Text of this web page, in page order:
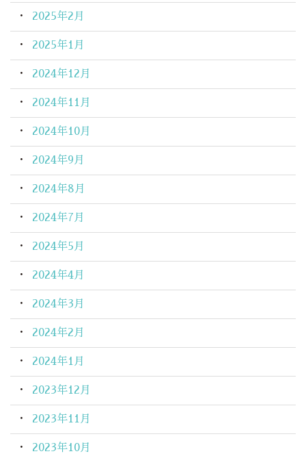
2025年2月
2025年1月
2024年12月
2024年11月
2024年10月
2024年9月
2024年8月
2024年7月
2024年5月
2024年4月
2024年3月
2024年2月
2024年1月
2023年12月
2023年11月
2023年10月